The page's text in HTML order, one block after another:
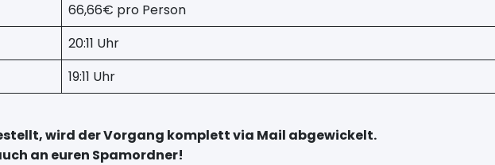
66,66€ pro Person
20:11 Uhr
19:11 Uhr
wird der Vorgang komplett via Mail abgewickelt.
an euren Spamordner!